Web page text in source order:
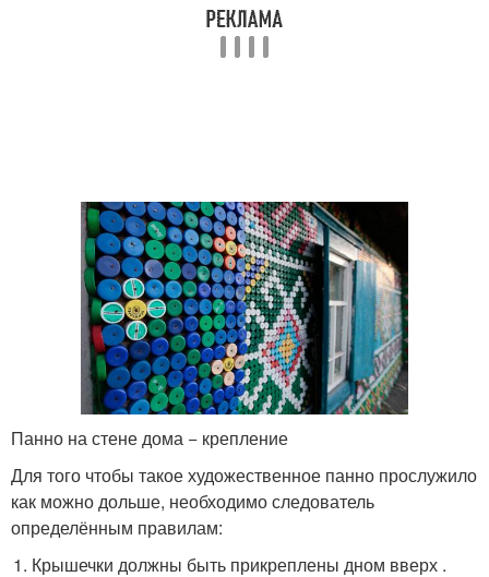
Панно на стене дома − крепление
Для того чтобы такое художественное панно прослужило
как можно дольше, необходимо следователь
определённым правилам:
Крышечки должны быть прикреплены дном вверх .